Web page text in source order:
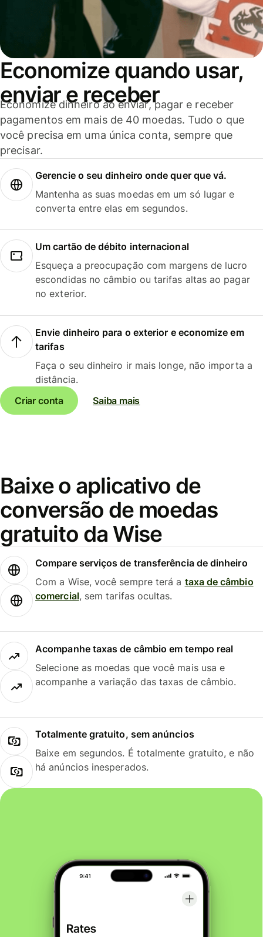
Economize quando usar,
enviar e receber
Economize dinheiro ao enviar, pagar e receber
pagamentos em mais de 40 moedas. Tudo o que
você precisa em uma única conta, sempre que
precisar.
Gerencie o seu dinheiro onde quer que vá.
Mantenha as suas moedas em um só lugar e
converta entre elas em segundos.
Um cartão de débito internacional
Esqueça a preocupação com margens de lucro
escondidas no câmbio ou tarifas altas ao pagar
no exterior.
Envie dinheiro para o exterior e economize em
tarifas
Faça o seu dinheiro ir mais longe, não importa a
distância.
Criar conta
Saiba mais
Baixe o aplicativo de
conversão de moedas
gratuito da Wise
Compare serviços de transferência de dinheiro
Com a Wise, você sempre terá a taxa de câmbio
comercial, sem tarifas ocultas.
Acompanhe taxas de câmbio em tempo real
Selecione as moedas que você mais usa e
acompanhe a variação das taxas de câmbio.
Totalmente gratuito, sem anúncios
Baixe em segundos. É totalmente gratuito, e não
há anúncios inesperados.